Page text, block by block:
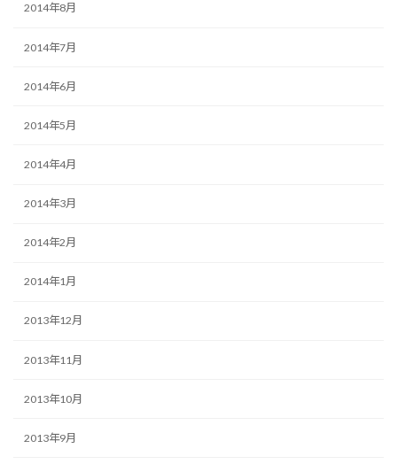
2014年8月
2014年7月
2014年6月
2014年5月
2014年4月
2014年3月
2014年2月
2014年1月
2013年12月
2013年11月
2013年10月
2013年9月